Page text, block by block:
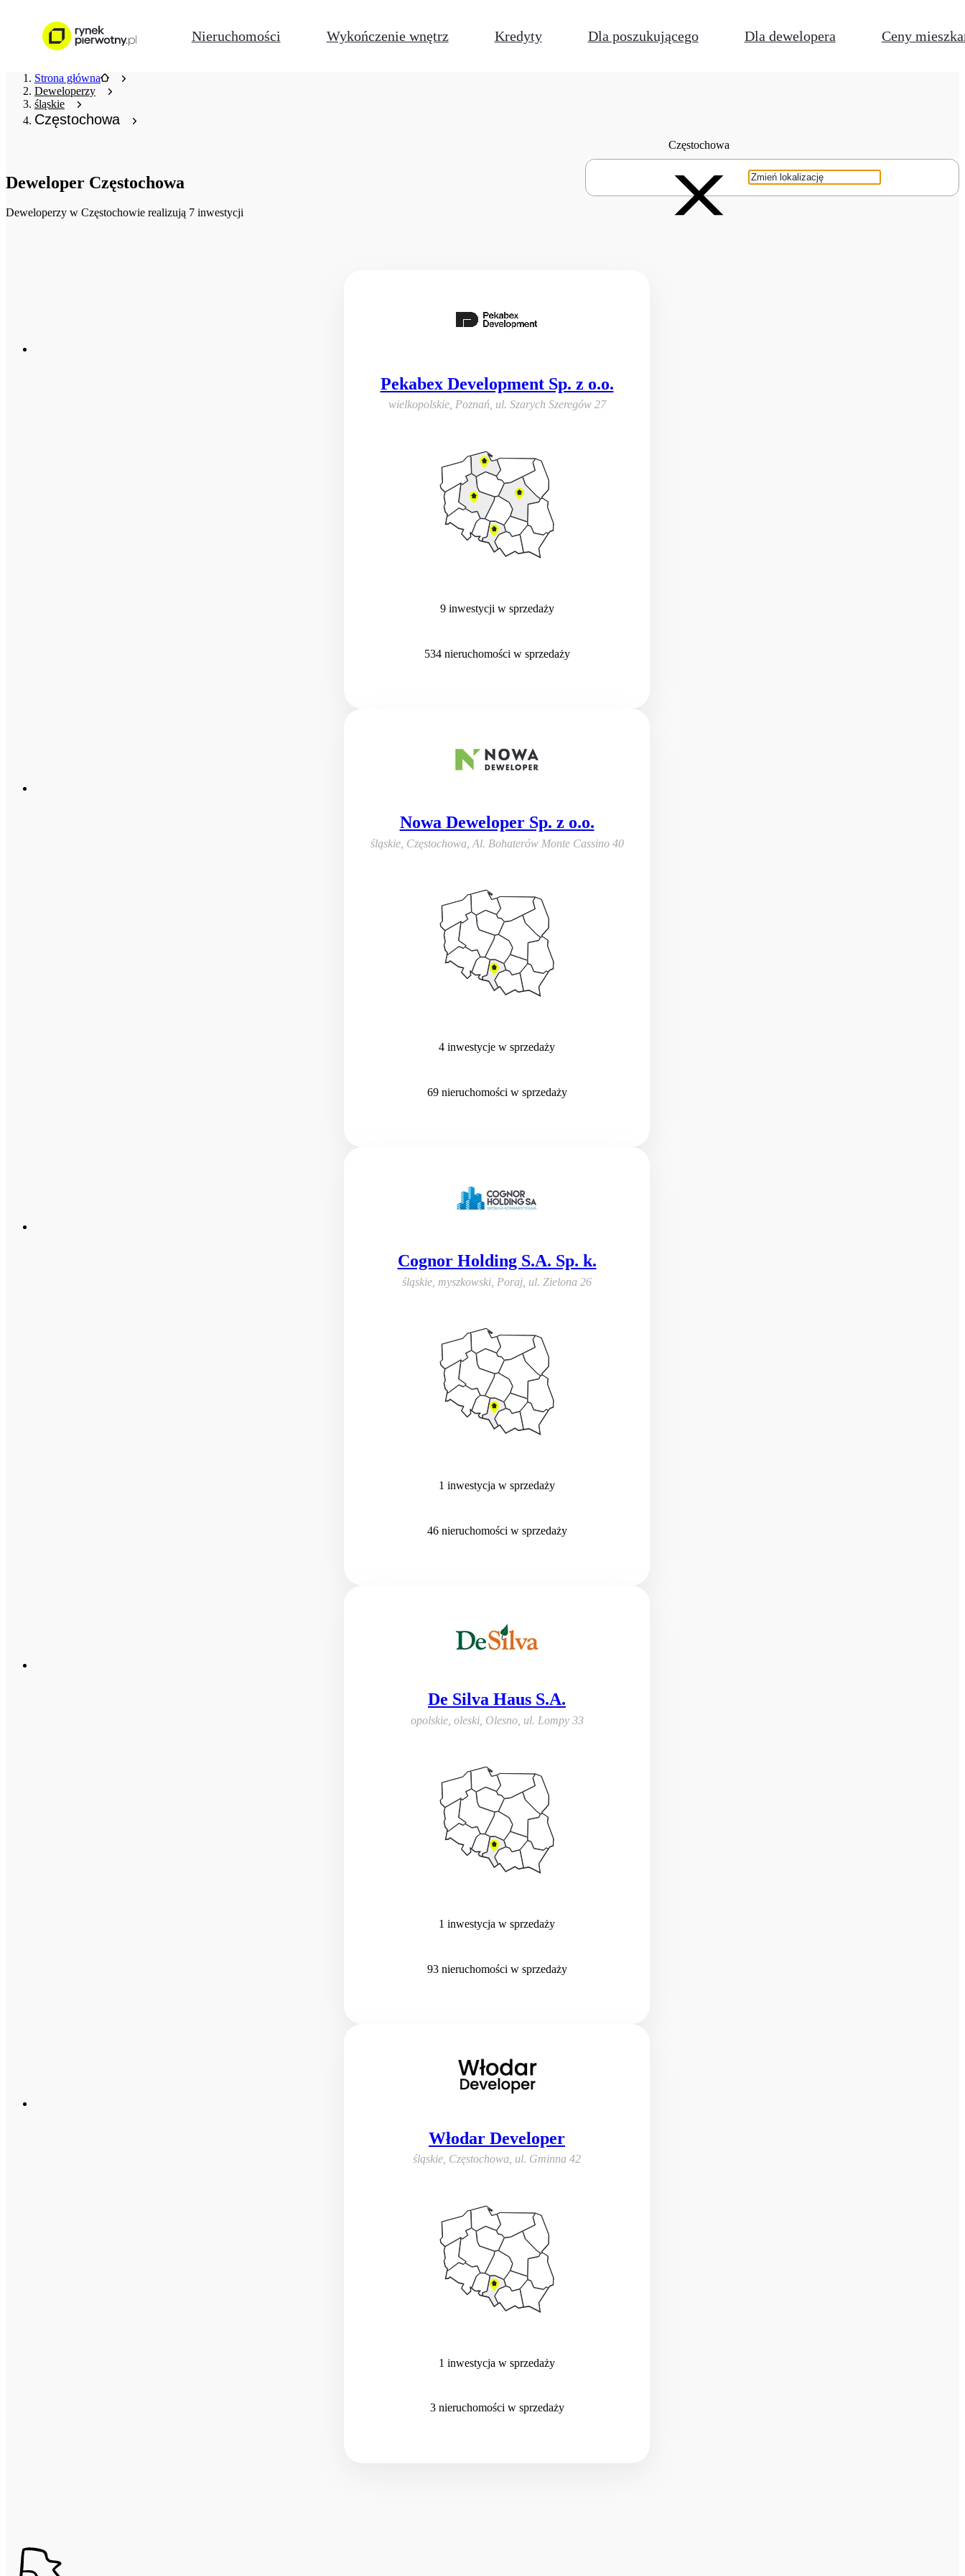
Nieruchomości Wykończenie wnętrz Kredyty Dla poszukującego Dla dewelopera Ceny
Strona główna
Deweloperzy
śląskie
Częstochowa
Częstochowa
Deweloper Częstochowa
Deweloperzy w Częstochowie realizują 7 inwestycji
Pekabex Development Sp. z o.o.
wielkopolskie, Poznań, ul. Szarych Szeregów 27
9 inwestycji w sprzedaży
534 nieruchomości w sprzedaży
Nowa Deweloper Sp. z o.o.
śląskie, Częstochowa, Al. Bohaterów Monte Cassino 40
4 inwestycje w sprzedaży
69 nieruchomości w sprzedaży
Cognor Holding S.A. Sp. k.
śląskie, myszkowski, Poraj ul. Zielona 26
1 inwestycja w sprzedaży
46 nieruchomości w sprzedaży
De Silva Haus S.A.
opolskie, oleski, Olesno, ul. Lompy 33
1 inwestycja w sprzedaży
93 nieruchomości w sprzedaży
Włodar Developer
śląskie, Częstochowa ul. Gminna 42
1 inwestycja w sprzedaży
3 nieruchomości w sprzedaży